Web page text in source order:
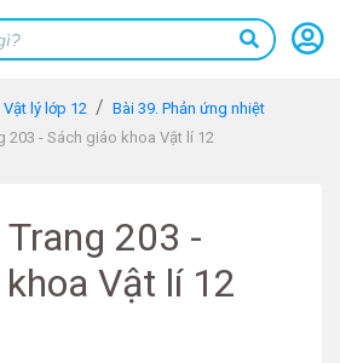
Vật lý lớp 12
Bài 39. Phản ứng nhiệt
203 - Sách giáo khoa Vật lí 12
203 -
Vật lí 12